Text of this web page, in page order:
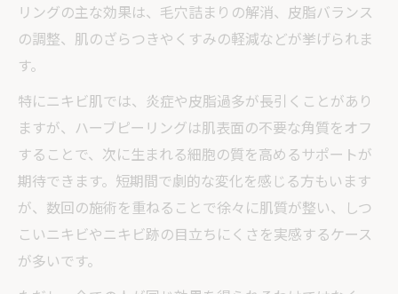
リングの主な効果は、毛穴詰まりの解消、皮脂バランス
の調整、肌のざらつきやくすみの軽減などが挙げられま
す。
特にニキビ肌では、炎症や皮脂過多が長引くことがあり
ますが、ハーブピーリングは肌表面の不要な角質をオフ
することで、次に生まれる細胞の質を高めるサポートが
期待できます。短期間で劇的な変化を感じる方もいます
が、数回の施術を重ねることで徐々に肌質が整い、しつ
こいニキビやニキビ跡の目立ちにくさを実感するケース
が多いです。